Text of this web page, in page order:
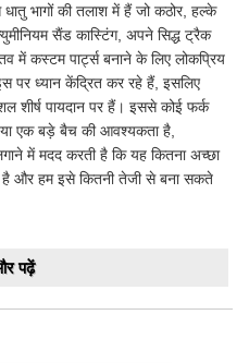
धातु भागों की तलाश में हैं जो कठोर, हल्के
सैंड कास्टिंग, अपने सिद्ध ट्रैक
में कस्टम पार्ट्स बनाने के लिए लोकप्रिय
पर ध्यान केंद्रित कर रहे हैं, इसलिए
शीर्ष पायदान पर हैं। इससे कोई फर्क
एक बड़े बैच की आवश्यकता है,
में मदद करती है कि यह कितना अच्छा
है और हम इसे कितनी तेजी से बना सकते
पढ़ें